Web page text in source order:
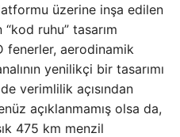
üzerine inşa edilen
“kod ruhu” tasarım
fenerler, aerodinamik
yenilikçi bir tasarımı
verimlilik açısından
açıklanmamış olsa da,
475 km menzil